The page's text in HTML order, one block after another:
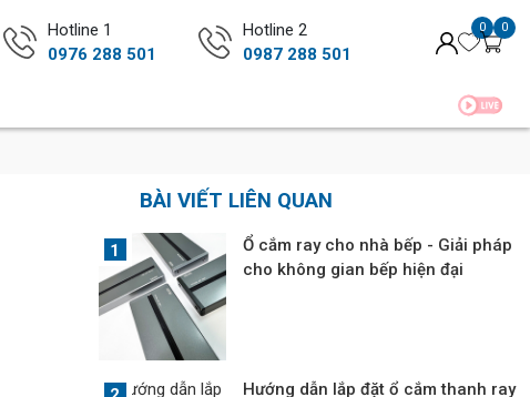
Hotline 1
0976 288 501
Hotline 2
0987 288 501
0 0
BÀI VIẾT LIÊN QUAN
Ổ cắm ray cho nhà bếp - Giải pháp
cho không gian bếp hiện đại
Hướng dẫn lắp đặt ổ cắm thanh ray